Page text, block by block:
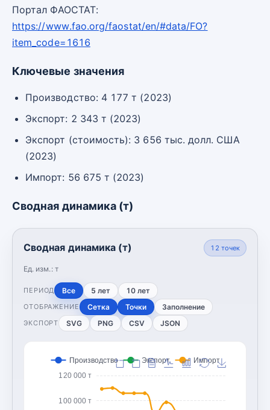
Портал ФАОСТАТ:
https://www.fao.org/faostat/en/#data/FO?
item_code=1616
Ключевые значения
Производство: 4 177 т (2023)
Экспорт: 2 343 т (2023)
Экспорт (стоимость): 3 656 тыс. долл. США
(2023)
Импорт: 56 675 т (2023)
Сводная динамика (т)
Сводная динамика (т)
Ед. изм.: т
12 точек
ПЕРИОД Все 5 лет 10 лет
ОТОБРАЖЕНИЕ Сетка Точки Заполнение
ЭКСПОРТ SVG PNG CSV JSON
100 000 т
120 000 т
Производство Экспорт Импорт